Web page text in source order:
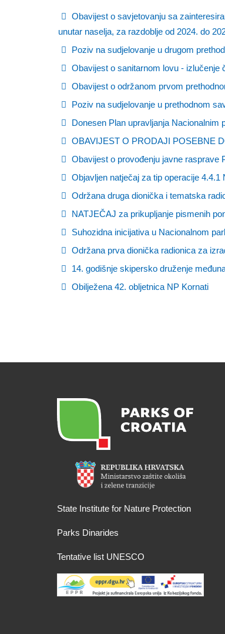
Obavijest o savjetovanju sa
unutar naselja, za razdoblje od 2024. do
Poziv na sudjelovanje u drugom
Obavijest o sanitarnom lovu - izlučenje
Obavijest o održanom prvom
Poziv na sudjelovanje u prethodnom
Donesen Plan upravljanja Nacionalnim
OBAVIJEST O PRODAJI POSEBNE
Obavijest o provođenju javne rasprave
Objavljen natječaj za tip operacije
Održana druga dionička i tematska
NATJEČAJ za prikupljanje pismenih
Suhozidna inicijativa u Nacionalnom
Održana prva dionička radionica za
14. godišnje skipersko druženje
Obilježena 42. obljetnica NP Kornati
State Institute for Nature Protection
Parks Dinarides
Tentative list UNESCO